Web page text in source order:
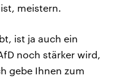
meistern.
ist ja auch ein
noch stärker wird,
gebe Ihnen zum